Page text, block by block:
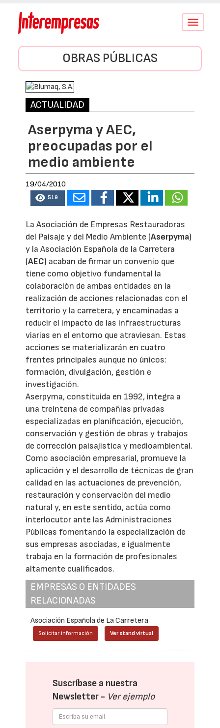
Conmutar
OBRAS PÚBLICAS
ACTUALIDAD
Aserpyma y AEC,
preocupadas por el
medio ambiente
19/04/2010
519
La Asociación de Empresas Restauradoras
del Paisaje y del Medio Ambiente (Aserpyma)
y la Asociación Española de la Carretera
(AEC) acaban de firmar un convenio que
tiene como objetivo fundamental la
colaboración de ambas entidades en la
realización de acciones relacionadas con el
territorio y la carretera, y encaminadas a
reducir el impacto de las infraestructuras
viarias en el entorno que atraviesan. Estas
acciones se materializarán en cuatro
frentes principales aunque no únicos:
formación, divulgación, gestión e
investigación.
Aserpyma, constituida en 1992, integra a
una treintena de compañías privadas
especializadas en planificación, ejecución,
conservación y gestión de obras y trabajos
de corrección paisajística y medioambiental.
Como asociación empresarial, promueve la
aplicación y el desarrollo de técnicas de gran
calidad en las actuaciones de prevención,
restauración y conservación del medio
natural y, en este sentido, actúa como
interlocutor ante las Administraciones
Públicas fomentando la especialización de
sus empresas asociadas, e igualmente
trabaja en la formación de profesionales
altamente cualificados.
EMPRESAS O ENTIDADES
RELACIONADAS
Asociación Española de La Carretera
Solicitar información Ver stand virtual
Suscríbase a nuestra
Newsletter - Ver ejemplo